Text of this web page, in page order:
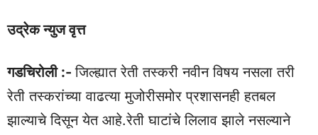
उद्रेक न्युज वृत्त
गडचिरोली :-जिल्ह्यात रेती तस्करी नवीन विषय नसला तरी
रेती तस्करांच्या वाढत्या मुजोरीसमोर प्रशासनही हतबल
झाल्याचे दिसून येत आहे.रेती घाटांचे लिलाव झाले नसल्याने